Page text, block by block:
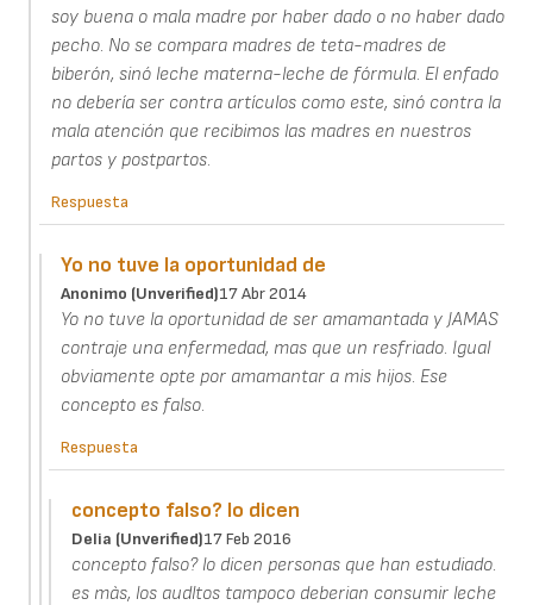
soy buena o mala madre por haber dado o no haber dado
pecho. No se compara madres de teta-madres de
biberón, sinó leche materna-leche de fórmula. El enfado
no debería ser contra artículos como este, sinó contra la
mala atención que recibimos las madres en nuestros
partos y postpartos.
Respuesta
Yo no tuve la oportunidad de
Anonimo (unverified)17 Abr 2014
Yo no tuve la oportunidad de ser amamantada y JAMAS
contraje una enfermedad, mas que un resfriado. Igual
obviamente opte por amamantar a mis hijos. Ese
concepto es falso.
Respuesta
concepto falso? lo dicen
Delia (unverified)17 Feb 2016
concepto falso? lo dicen personas que han estudiado.
es màs, los audltos tampoco deberian consumir leche